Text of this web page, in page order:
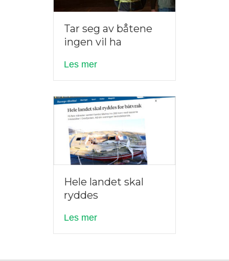
Tar seg av båtene
ingen vil ha
Les merabout Tar seg av båtene ingen
Hele landet skal
ryddes
Les merabout Hele landet skal ryddes